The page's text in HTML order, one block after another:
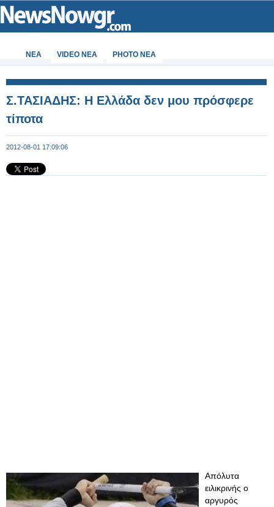
ΝΕΑ VIDEO NEA PHOTO NEA
Σ.ΤΑΣΙΑΔΗΣ: Η Ελλάδα δεν μου πρόσφερε
τίποτα
2012-08-01 17:09:06
Απόλυτα
ειλικρινής ο
αργυρός